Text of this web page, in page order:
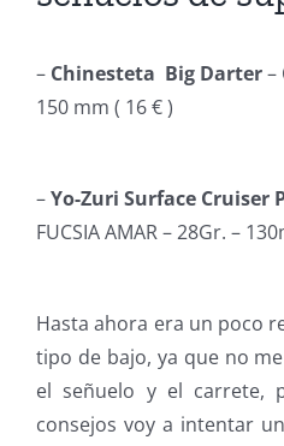
– Chinesteta Big Darter–
150 mm ( 16 € )
–Yo-Zuri Surface Cruiser
FUCSIA AMAR – 28Gr. –
Hasta ahora era un poco
tipo de bajo, ya que no
el señuelo y el carrete,
consejos voy a intentar